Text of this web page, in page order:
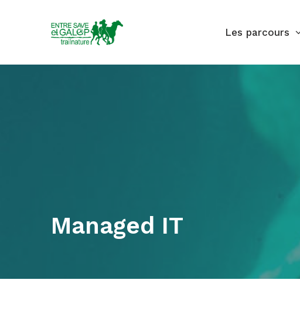
Les parcours
Managed IT